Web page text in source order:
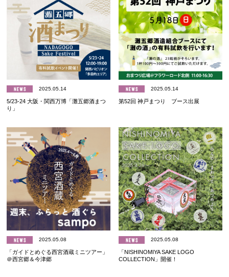
2025.05.14
5/23-24 大阪・関西万博「灘五郷酒まつ
り」
2025.05.14
第52回 神戸まつり ブース出展
2025.05.08
「ガイドとめぐる西宮酒蔵ミニツアー」
＠西宮郷＆今津郷
2025.05.08
「NISHINOMIYA SAKE LOGO
COLLECTION」開催！